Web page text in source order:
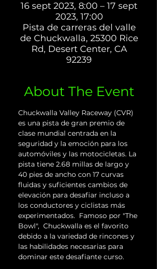
16 sept 2023, 8:00 – 17 sept
2023, 17:00
Pista de carreras del valle
de Chuckwalla, 25300 Rice
Rd, Desert Center, CA
92239
About The Event
Chuckwalla Valley Raceway (CVR)
es una pista de gran premio de
clase mundial centrada en la
seguridad y la emoción para los
automóviles y las motocicletas. La
pista tiene 2.68 millas de largo y
40 pies de ancho con 17 curvas
fluidas y suficientes cambios de
elevación para desafiar incluso a
los conductores y ciclistas más
experimentados.  Famoso por "The
Bowl",  Chuckwalla es el favorito
debido a la variedad de rincones y
las habilidades necesarias para
dominar este desafiante curso.